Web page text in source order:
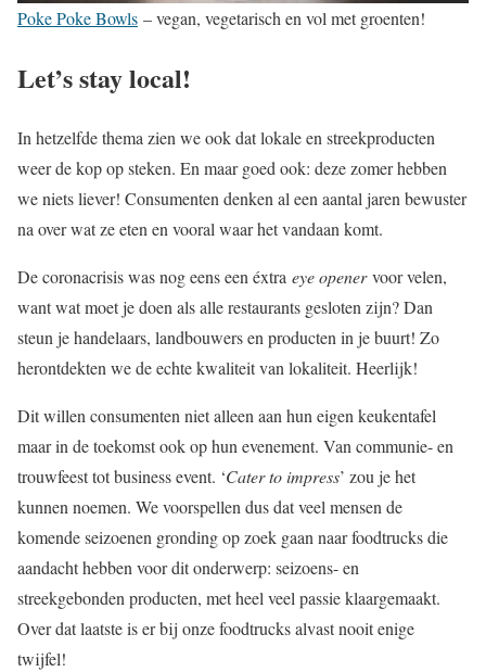
Poke Poke Bowls – vegan, vegetarisch en vol met groenten!
Let’s stay local!
In hetzelfde thema zien we ook dat lokale en streekproducten
weer de kop op steken. En maar goed ook: deze zomer hebben
we niets liever! Consumenten denken al een aantal jaren bewuster
na over wat ze eten en vooral waar het vandaan komt.
De coronacrisis was nog eens een éxtra eye openervoor velen,
want wat moet je doen als alle restaurants gesloten zijn? Dan
steun je handelaars, landbouwers en producten in je buurt! Zo
herontdekten we de echte kwaliteit van lokaliteit. Heerlijk!
Dit willen consumenten niet alleen aan hun eigen keukentafel
maar in de toekomst ook op hun evenement. Van communie- en
trouwfeest tot business event. ‘Cater to impress’ zou je het
kunnen noemen. We voorspellen dus dat veel mensen de
komende seizoenen gronding op zoek gaan naar foodtrucks die
aandacht hebben voor dit onderwerp: seizoens- en
streekgebonden producten, met heel veel passie klaargemaakt.
Over dat laatste is er bij onze foodtrucks alvast nooit enige
twijfel!